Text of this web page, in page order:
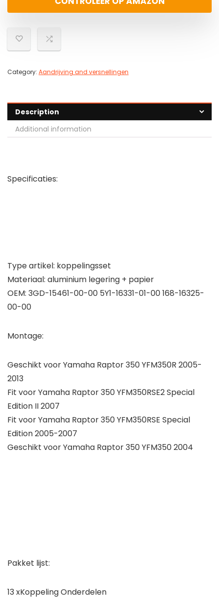
Category: Aandrijving and versnellingen
Description
Additional information
Specificaties:
Type artikel: koppelingsset
Materiaal: aluminium legering + papier
OEM: 3GD-15461-00-00 5Y1-16331-01-00 168-16325-
00-00
Montage:
Geschikt voor Yamaha Raptor 350 YFM350R 2005-
2013
Fit voor Yamaha Raptor 350 YFM350RSE2 Special
Edition II 2007
Fit voor Yamaha Raptor 350 YFM350RSE Special
Edition 2005-2007
Geschikt voor Yamaha Raptor 350 YFM350 2004
Pakket lijst:
13 xKoppeling Onderdelen